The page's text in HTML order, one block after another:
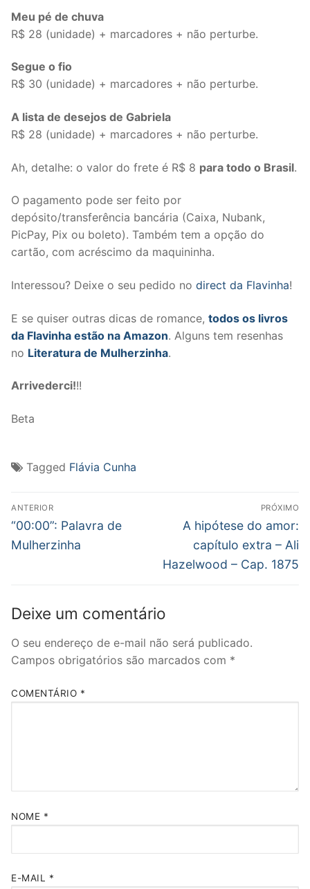
Meu pé de chuva
R$ 28 (unidade) + marcadores + não perturbe.
Segue o fio
R$ 30 (unidade) + marcadores + não perturbe.
A lista de desejos de Gabriela
R$ 28 (unidade) + marcadores + não perturbe.
Ah, detalhe: o valor do frete é R$ 8 para todo o Brasil.
O pagamento pode ser feito por
depósito/transferência bancária (Caixa, Nubank,
PicPay, Pix ou boleto). Também tem a opção do
cartão, com acréscimo da maquininha.
Interessou? Deixe o seu pedido no direct da Flavinha!
E se quiser outras dicas de romance, todos os livros
da Flavinha estão na Amazon. Alguns tem resenhas
no Literatura de Mulherzinha.
Arrivederci!!!
Beta
Tagged Flávia Cunha
Navegação
de
Post
ANTERIOR
Post
anterior:
“00:00”: Palavra de
Mulherzinha
PRÓXIMO
Próximo
post:
A hipótese do amor:
capítulo extra – Ali
Hazelwood – Cap. 1875
Deixe um comentário
O seu endereço de e-mail não será publicado.
Campos obrigatórios são marcados com *
COMENTÁRIO *
NOME *
E-MAIL *